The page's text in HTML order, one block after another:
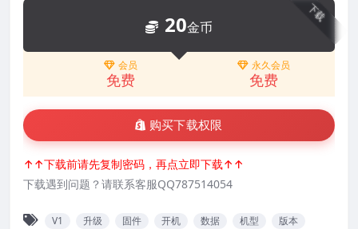
下载
20金币
会员
免费
永久会员
免费
购买下载权限
↑↑下载前请先复制密码，再点立即下载↑↑
下载遇到问题？请联系客服QQ787514054
V1 升级 固件 开机 数据 机型
版本